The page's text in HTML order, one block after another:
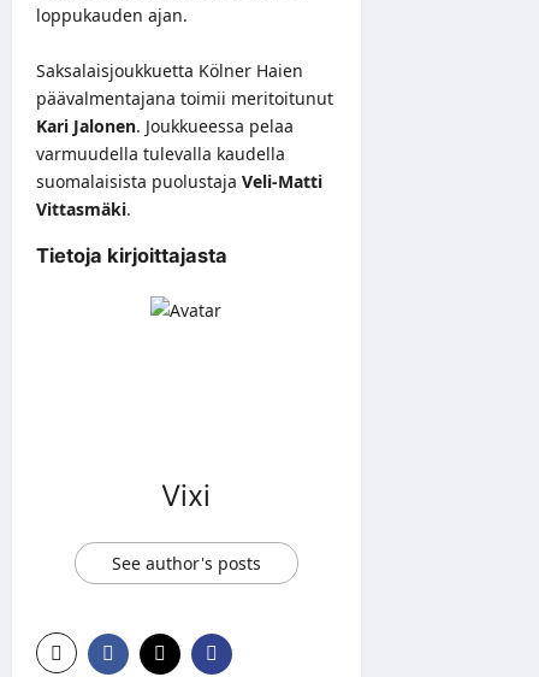
loppukauden ajan.
Saksalaisjoukkuetta Kölner Haien
päävalmentajana toimii meritoitunut
Kari Jalonen. Joukkueessa pelaa
varmuudella tulevalla kaudella
suomalaisista puolustaja Veli-Matti
Vittasmäki.
Tietoja kirjoittajasta
Vixi
See author's posts